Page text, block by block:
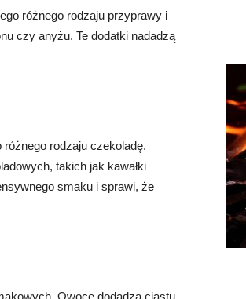
różnego rodzaju przyprawy i
czy anyżu. Te dodatki nadadzą
rodzaju czekoladę.
takich jak kawałki
smaku i sprawi, że
Owoce dodadzą ciastu